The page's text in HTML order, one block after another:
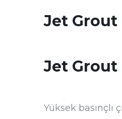
Jet Grout
Jet Grout
Yüksek